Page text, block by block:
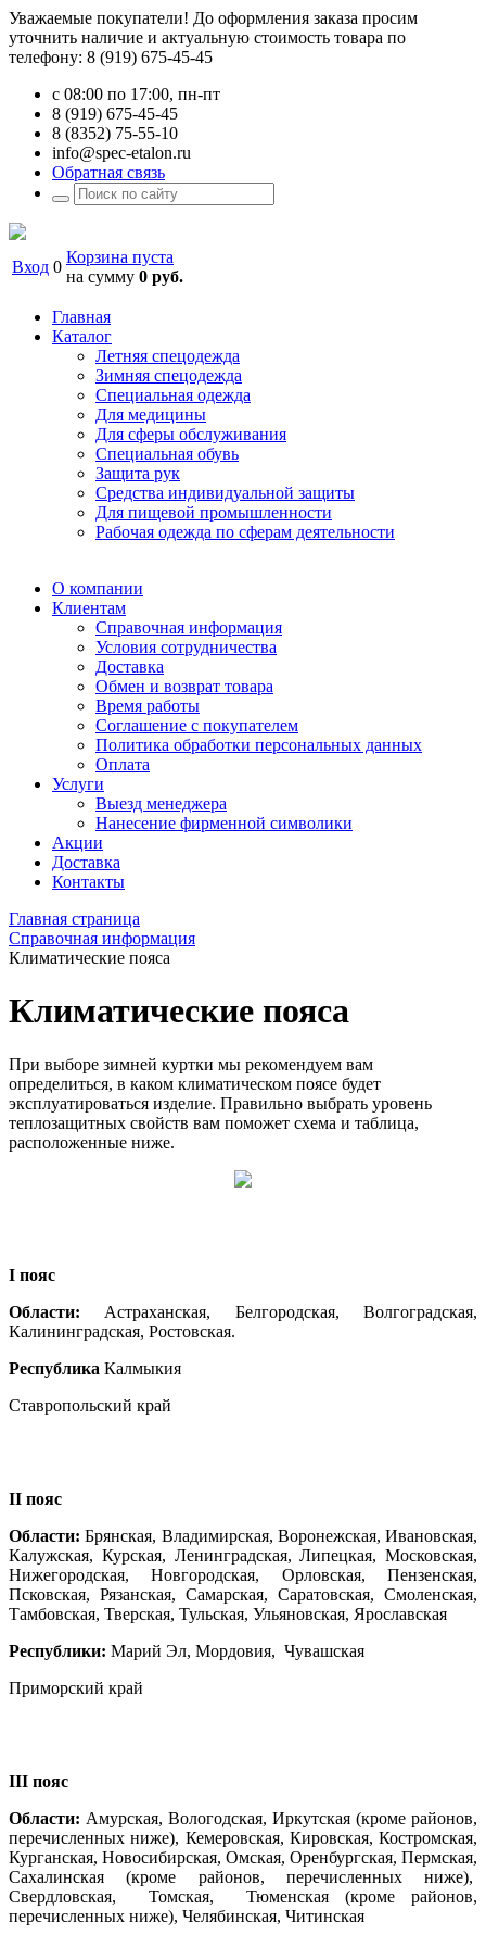
Уважаемые покупатели! До оформления заказа просим
уточнить наличие и актуальную стоимость товара по
телефону: 8 (919) 675-45-45
с 08:00 по 17:00, пн-пт
8 (919) 675-45-45
8 (8352) 75-55-10
info@spec-etalon.ru
Обратная связь
Вход 0
Корзина пуста
на сумму 0 руб.
Главная
Каталог
Летняя спецодежда
Зимняя спецодежда
Специальная одежда
Для медицины
Для сферы обслуживания
Специальная обувь
Защита рук
Средства индивидуальной защиты
Для пищевой промышленности
Рабочая одежда по сферам деятельности
О компании
Клиентам
Справочная информация
Условия сотрудничества
Доставка
Обмен и возврат товара
Время работы
Соглашение с покупателем
Политика обработки персональных данных
Оплата
Услуги
Выезд менеджера
Нанесение фирменной символики
Акции
Доставка
Контакты
Главная страница
Справочная информация
Климатические пояса
Климатические пояса
При выборе зимней куртки мы рекомендуем вам
определиться, в каком климатическом поясе будет
эксплуатироваться изделие. Правильно выбрать уровень
теплозащитных свойств вам поможет схема и таблица,
расположенные ниже.
I пояс
Области: Астраханская, Белгородская, Волгоградская,
Калининградская, Ростовская.
Республика Калмыкия
Ставропольский край
II пояс
Области: Брянская, Владимирская, Воронежская, Ивановская,
Калужская, Курская, Ленинградская, Липецкая, Московская,
Нижегородская, Новгородская, Орловская, Пензенская,
Псковская, Рязанская, Самарская, Саратовская, Смоленская,
Тамбовская, Тверская, Тульская, Ульяновская, Ярославская
Республики: Марий Эл, Мордовия, Чувашская
Приморский край
III пояс
Области: Амурская, Вологодская, Иркутская (кроме районов,
перечисленных ниже), Кемеровская, Кировская, Костромская,
Курганская, Новосибирская, Омская, Оренбургская, Пермская,
Сахалинская (кроме районов, перечисленных ниже),
Свердловская, Томская, Тюменская (кроме районов,
перечисленных ниже), Челябинская, Читинская